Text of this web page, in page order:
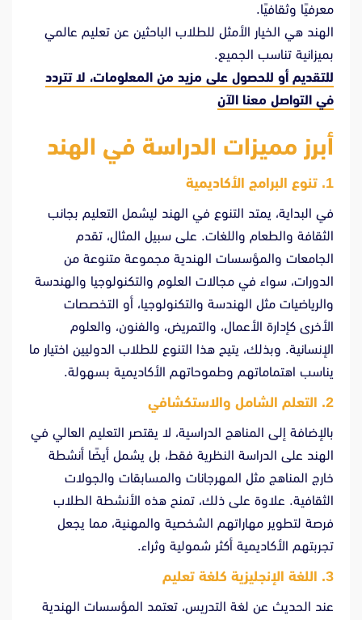
معرفيًا وثقافيًا.
الهند هي الخيار الأمثل للطلاب الباحثين عن تعليم عالمي
بميزانية تناسب الجميع.
للتقديم أو للحصول على مزيد من المعلومات، لا تتردد
في التواصل معنا الآن
أبرز مميزات الدراسة في الهند
1. تنوع البرامج الأكاديمية
في البداية، يمتد التنوع في الهند ليشمل التعليم بجانب
الثقافة والطعام واللغات. على سبيل المثال، تقدم
الجامعات والمؤسسات الهندية مجموعة متنوعة من
الدورات، سواء في مجالات العلوم والتكنولوجيا والهندسة
والرياضيات مثل الهندسة والتكنولوجيا، أو التخصصات
الأخرى كإدارة الأعمال، والتمريض، والفنون، والعلوم
الإنسانية. وبذلك، يتيح هذا التنوع للطلاب الدوليين اختيار ما
يناسب اهتماماتهم وطموحاتهم الأكاديمية بسهولة.
2. التعلم الشامل والاستكشافي
بالإضافة إلى المناهج الدراسية، لا يقتصر التعليم العالي في
الهند على الدراسة النظرية فقط، بل يشمل أيضًا أنشطة
خارج المناهج مثل المهرجانات والمسابقات والجولات
الثقافية. علاوة على ذلك، تمنح هذه الأنشطة الطلاب
فرصة لتطوير مهاراتهم الشخصية والمهنية، مما يجعل
تجربتهم الأكاديمية أكثر شمولية وثراء.
3. اللغة الإنجليزية كلغة تعليم
عند الحديث عن لغة التدريس، تعتمد المؤسسات الهندية